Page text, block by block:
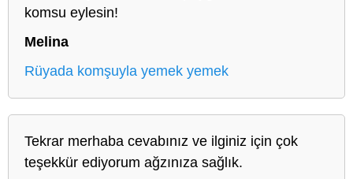
komsu eylesin!
Melina
Rüyada komşuyla yemek yemek
Tekrar merhaba cevabınız ve ilginiz için çok
teşekkür ediyorum ağzınıza sağlık.